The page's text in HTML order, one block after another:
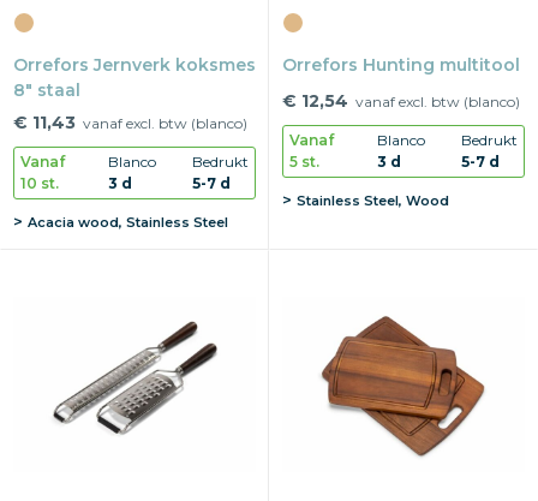
Kantoorartikelen
Gadgets
Textiel
Thema
Orrefors Jernverk koksmes
8" staal
€ 11,43 vanaf excl. btw (blanco)
Vanaf
10 st.
Blanco
3 d
Bedrukt
5-7 d
Acacia wood, Stainless Steel
Orrefors Hunting multitool
€ 12,54 vanaf excl. btw (blanco)
Vanaf
5 st.
Blanco
3 d
Bedrukt
5-7 d
Stainless Steel, Wood